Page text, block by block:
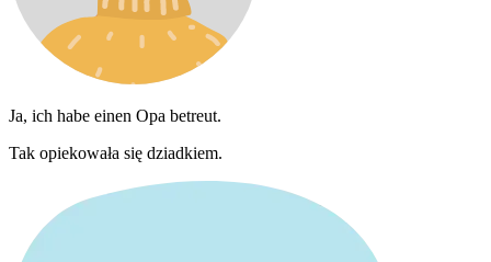
Ja, ich habe einen Opa betreut.
Tak opiekowała się dziadkiem.